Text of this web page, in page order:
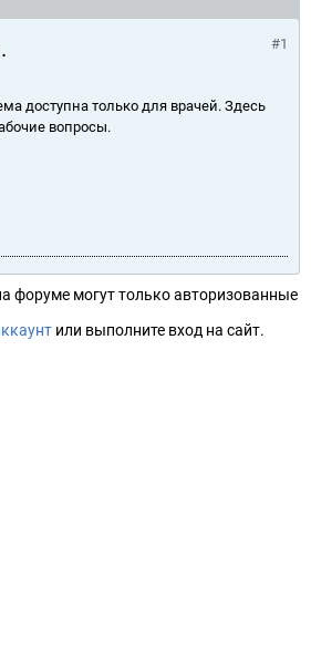
#1
доступна только для врачей. Здесь
вопросы.
форуме могут только авторизованные
или выполните вход на сайт.